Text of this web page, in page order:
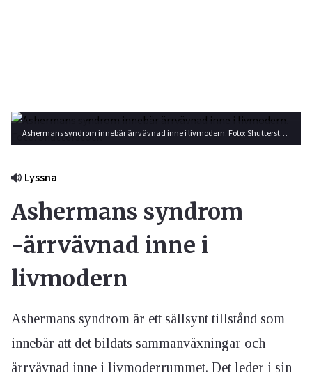
Ashermans syndrom innebär ärrvävnad inne i livmodern. Foto: Shutterstock
Lyssna
Ashermans syndrom
-ärrvävnad inne i
livmodern
Ashermans syndrom är ett sällsynt tillstånd som
innebär att det bildats sammanväxningar och
ärrvävnad inne i livmoderrummet. Det leder i sin